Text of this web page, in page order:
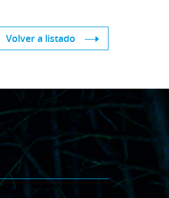
Volver a listado